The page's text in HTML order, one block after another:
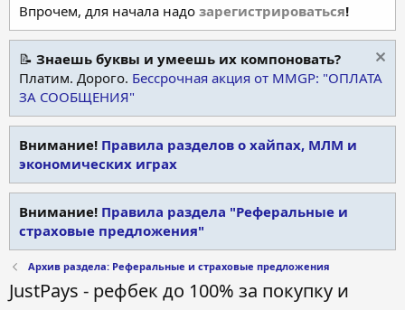
Впрочем, для начала надо зарегистрироваться!
📝 Знаешь буквы и умеешь их компоновать?
Платим. Дорого. Бессрочная акция от MMGP: "ОПЛАТА
ЗА СООБЩЕНИЯ"
Внимание! Правила разделов о хайпах, МЛМ и
экономических играх
Внимание! Правила раздела "Реферальные и
страховые предложения"
Архив раздела: Реферальные и страховые предложения
JustPays - рефбек до 100% за покупку и